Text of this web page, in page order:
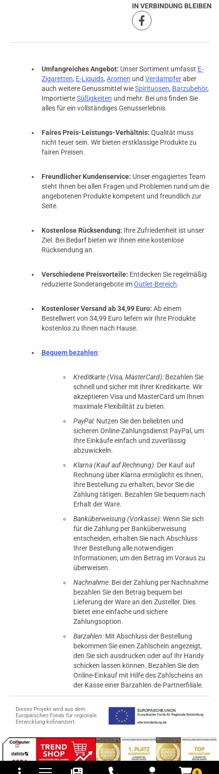
und Versandkosten
IN VERBINDUNG BLEIBEN
Umfangreiches Angebot: Unser Sortiment umfasst E-
Zigaretten, E-Liquids, Aromen und Verdampferaber
auch weitere Genussmittel wieSpirituosen, Barzubehör,
ImportierteSüßigkeiten und mehr. Bei uns finden Sie
alles für ein vollständiges Genusserlebnis.
Faires Preis-Leistungs-Verhältnis: Qualität muss
nicht teuer sein. Wir bieten erstklassige Produkte zu
fairen Preisen.
Freundlicher Kundenservice: Unser engagiertes Team
steht Ihnen bei allen Fragen und Problemen rund um die
angebotenen Produkte kompetent und freundlich zur
Seite.
Kostenlose Rücksendung: Ihre Zufriedenheit ist unser
Ziel. Bei Bedarf bieten wir Ihnen eine kostenlose
Rücksendung an.
Verschiedene Preisvorteile: Entdecken Sie regelmäßig
reduzierte Sonderangebote imOutlet-Bereich.
Kostenloser Versand ab 34,99 Euro: Ab einem
Bestellwert von 34,99 Euro liefern wir Ihre Produkte
kostenlos zu Ihnen nach Hause.
Bequem bezahlen:
Kreditkarte (Visa, MasterCard): Bezahlen Sie
schnell und sicher mit Ihrer Kreditkarte. Wir
akzeptieren Visa und MasterCard um Ihnen
maximale Flexibilität zu bieten.
PayPal: Nutzen Sie den beliebten und
sicheren Online-Zahlungsdienst PayPal, um
Ihre Einkäufe einfach und zuverlässig
abzuwickeln.
Klarna (Kauf auf Rechnung): Der Kauf auf
Rechnung über Klarna ermöglicht es Ihnen,
Ihre Bestellung zu erhalten, bevor Sie die
Zahlung tätigen. Bezahlen Sie bequem nach
Erhalt der Ware.
Banküberweisung (Vorkasse):Wenn Sie sich
für die Zahlung per Banküberweisung
entscheiden, erhalten Sie nach Abschluss
Ihrer Bestellung alle notwendigen
Informationen, um den Betrag im Voraus zu
überweisen.
Nachnahme: Bei der Zahlung per Nachnahme
bezahlen Sie den Betrag bequem bei
Lieferung der Ware an den Zusteller. Dies
bietet eine einfache und sichere
Zahlungsoption.
Barzahlen: Mit Abschluss der Bestellung
bekommen Sie einen Zahlschein angezeigt,
den Sie sich ausdrucken oder auf Ihr Handy
schicken lassen können. Bezahlen Sie den
Online-Einkauf mit Hilfe des Zahlscheins an
der Kasse einer Barzahlen.de-Partnerfiliale.
Dieses Projekt wird aus dem
Europäischen Fonds für regionale
Entwicklung kofinanziert.